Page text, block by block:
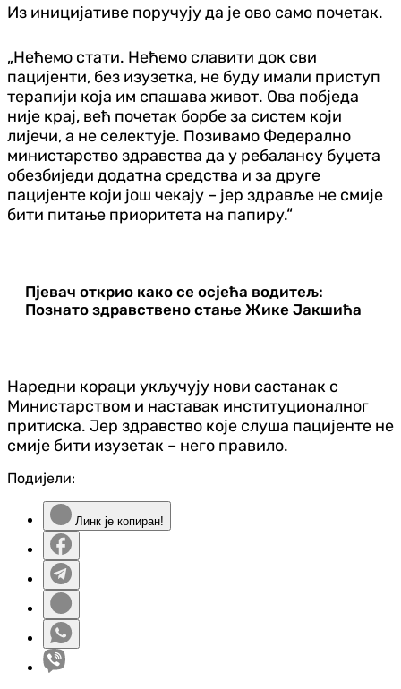
Из иницијативе поручују да је ово само почетак.
„Нећемо стати. Нећемо славити док сви
пацијенти, без изузетка, не буду имали приступ
терапији која им спашава живот. Ова побједа
није крај, већ почетак борбе за систем који
лијечи, а не селектује. Позивамо Федерално
министарство здравства да у ребалансу буџета
обезбиједи додатна средства и за друге
пацијенте који још чекају – јер здравље не смије
бити питање приоритета на папиру.“
Пјевач открио како се осјећа водитељ:
Познато здравствено стање Жике Јакшића
Наредни кораци укључују нови састанак с
Министарством и наставак институционалног
притиска. Јер здравство које слуша пацијенте не
смије бити изузетак – него правило.
Подијели:
Линк је копиран!